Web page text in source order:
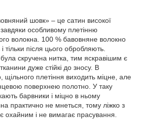
шовк» – це сатин високої
особливому плетінню
волокна. 100 % бавовняне волокно
тільки після цього обробляють.
скручена нитка, тим яскравішим є
дуже стійкі до зносу. В
щільного плетіння виходить міцне, але
поверхнею полотно. У таку
барвники і міцно в ньому
практично не мнеться, тому ліжко з
охайним і не вимагає прасування.